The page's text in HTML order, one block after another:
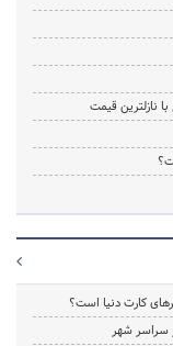
نازلترین قیمت
سراسر شهر